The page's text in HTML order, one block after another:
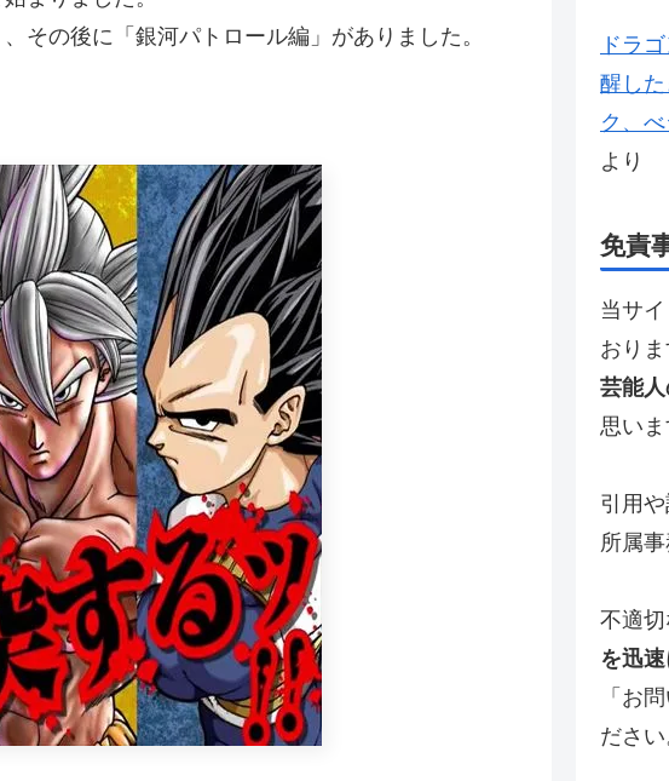
その後に「銀河パトロール編」がありました。
ドラ
醒し
ク、
より
免責
当サ
おりま
芸能
思いま
引用
所属事
不適
を迅速
「お
ださい